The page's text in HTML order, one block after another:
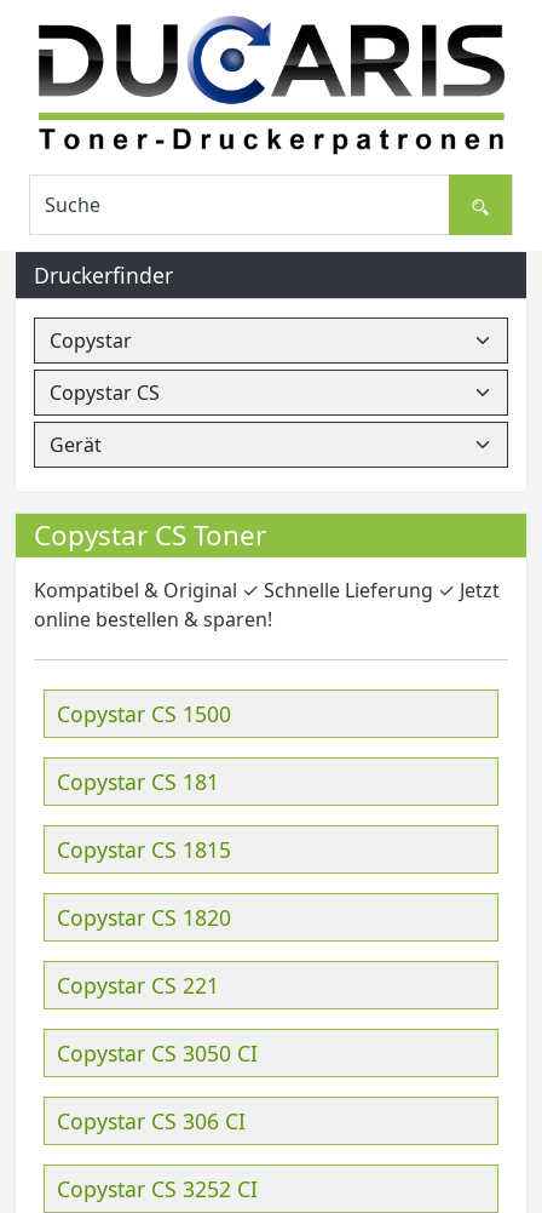
Druckerfinder
Copystar CS Toner
Kompatibel & Original ✓ Schnelle Lieferung ✓ Jetzt
online bestellen & sparen!
Copystar CS 1500
Copystar CS 181
Copystar CS 1815
Copystar CS 1820
Copystar CS 221
Copystar CS 3050 CI
Copystar CS 306 CI
Copystar CS 3252 CI